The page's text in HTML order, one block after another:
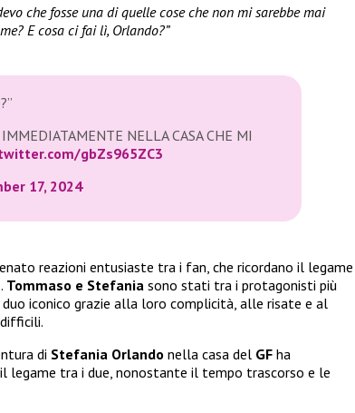
che fosse una di quelle cose che non mi sarebbe mai
E cosa ci fai lì, Orlando?”
NELLA CASA CHE MI
gbZs965ZC3
17, 2024
reazioni entusiaste tra i fan, che ricordano il legame
. Tommaso e Stefania sono stati tra i protagonisti più
iconico grazie alla loro complicità, alle risate e al
di Stefania Orlando nella casa del GF ha
legame tra i due, nonostante il tempo trascorso e le